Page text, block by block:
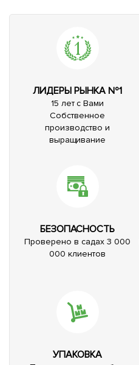
ЛИДЕРЫ РЫНКА №1
15 лет с Вами
Собственное
производство и
выращивание
БЕЗОПАСНОСТЬ
Проверено в садах 3 000
000 клиентов
УПАКОВКА